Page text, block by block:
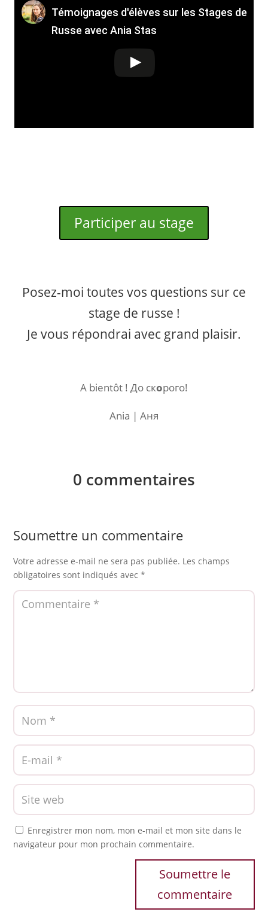
Témoignages d'élèves sur les Stages de
Russe avec Ania Stas
Participer au stage
Posez-moi toutes vos questions sur ce
stage de russe !
Je vous répondrai avec grand plaisir.
A bientôt ! До скорого!
Ania | Аня
0 commentaires
Soumettre un commentaire
Votre adresse e-mail ne sera pas publiée. Les champs
obligatoires sont indiqués avec*
Enregistrer mon nom, mon e-mail et mon site dans le
navigateur pour mon prochain commentaire.
Soumettre le
commentaire